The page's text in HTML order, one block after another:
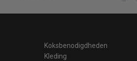
Koksbenodigdheden
Kleding